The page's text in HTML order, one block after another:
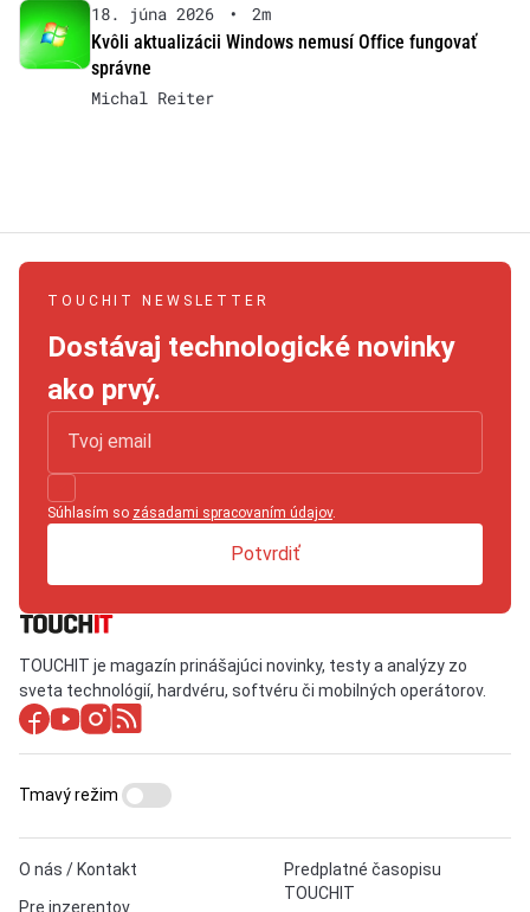
18. júna 2026 •
2m
Kvôli aktualizácii Windows nemusí Office fungovať
správne
Michal Reiter
TOUCHIT NEWSLETTER
Dostávaj technologické novinky
ako prvý.
Súhlasím so zásadami spracovaním údajov.
Potvrdiť
TOUCHIT je magazín prinášajúci novinky, testy a analýzy zo
sveta technológií, hardvéru, softvéru či mobilných operátorov.
O nás / Kontakt
Pre inzerentov
Predplatné časopisu
TOUCHIT
Tmavý režim